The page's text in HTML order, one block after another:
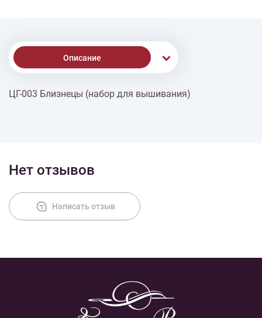
Описание
% Скидки
ЦГ-003 Близнецы (набор для вышивания)
Нет отзывов
Написать отзыв